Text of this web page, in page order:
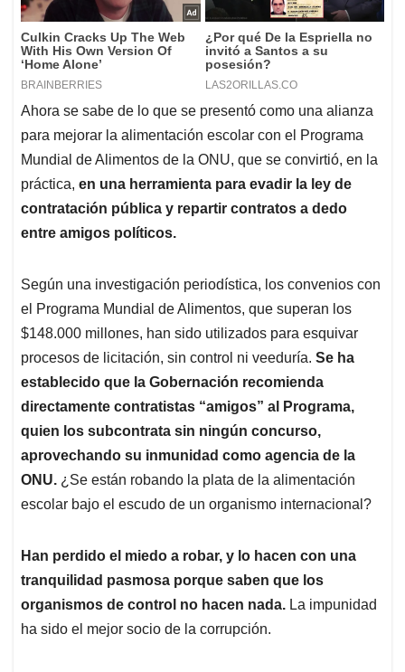
Ahora se sabe de lo que se presentó como una alianza
para mejorar la alimentación escolar con el Programa
Mundial de Alimentos de la ONU, que se convirtió, en la
práctica, en una herramienta para evadir la ley de
contratación pública y repartir contratos a dedo
entre amigos políticos.
Según una investigación periodística, los convenios con
el Programa Mundial de Alimentos, que superan los
$148.000 millones, han sido utilizados para esquivar
procesos de licitación, sin control ni veeduría. Se ha
establecido que la Gobernación recomienda
directamente contratistas “amigos” al Programa,
quien los subcontrata sin ningún concurso,
aprovechando su inmunidad como agencia de la
ONU. ¿Se están robando la plata de la alimentación
escolar bajo el escudo de un organismo internacional?
Han perdido el miedo a robar, y lo hacen con una
tranquilidad pasmosa porque saben que los
organismos de control no hacen nada. La impunidad
ha sido el mejor socio de la corrupción.